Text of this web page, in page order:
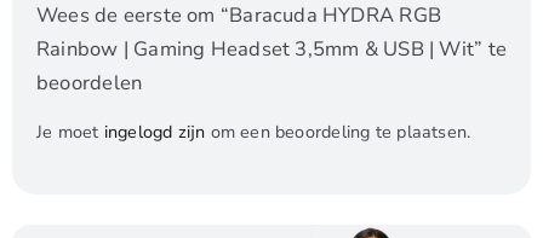
Wees de eerste om “Baracuda HYDRA RGB
Rainbow | Gaming Headset 3,5mm & USB | Wit” te
beoordelen
Je moet ingelogd zijn om een beoordeling te plaatsen.